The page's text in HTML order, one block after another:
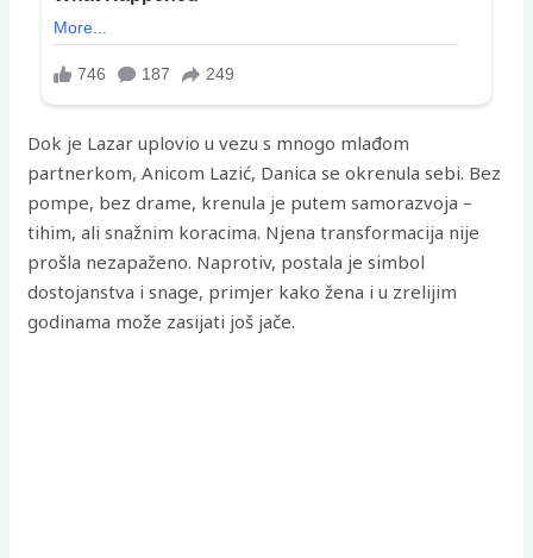
Dok je Lazar uplovio u vezu s mnogo mlađom
partnerkom, Anicom Lazić, Danica se okrenula sebi. Bez
pompe, bez drame, krenula je putem samorazvoja –
tihim, ali snažnim koracima. Njena transformacija nije
prošla nezapaženo. Naprotiv, postala je simbol
dostojanstva i snage, primjer kako žena i u zrelijim
godinama može zasijati još jače.